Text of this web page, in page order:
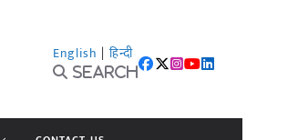
English | हिन्दी
Search